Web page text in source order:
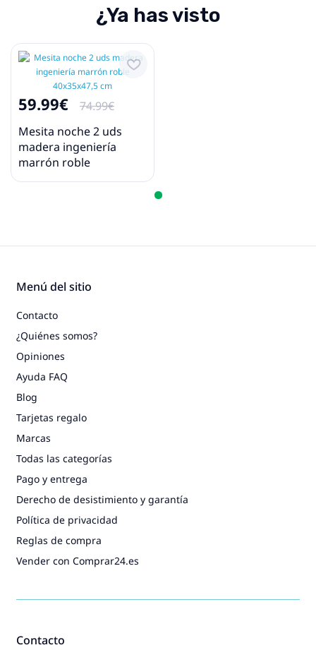
¿Ya has visto
59.99€
74.99€
Mesita noche 2 uds
madera ingeniería
marrón roble
40x35x47,5 cm
Contacto
Menú del sitio
Contacto
¿Quiénes somos?
Opiniones
Ayuda FAQ
Blog
Tarjetas regalo
Marcas
Todas las categorías
Pago y entrega
Derecho de desistimiento y garantía
Política de privacidad
Reglas de compra
Vender con Comprar24.es